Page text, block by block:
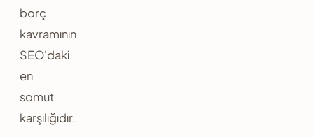
borç
kavramının
SEO'daki
en
somut
karşılığıdır.